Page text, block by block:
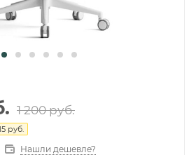
1 200руб.
руб.
Нашли дешевле?